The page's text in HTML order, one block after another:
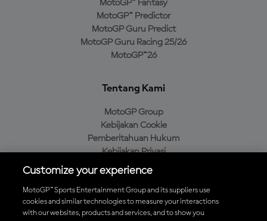
MotoGP™ Fantasy
MotoGP™ Predictor
MotoGP Guru Predict
MotoGP Guru Racing 25/26
MotoGP™26
Tentang Kami
MotoGP Group
Kebijakan Cookie
Pemberitahuan Hukum
Kebijakan Privasi
Kebijakan Pembelian
Unduh Aplikasi Resmi MotoGP™
Customize your experience
MotoGP™ Sports Entertainment Group and its suppliers use
cookies and similar technologies to measure your interactions
with our websites, products and services, and to show you